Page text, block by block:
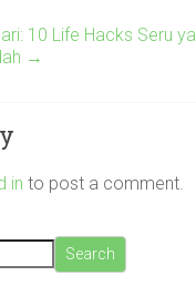
10 Life Hacks Seru
→
in to post a comment.
Search